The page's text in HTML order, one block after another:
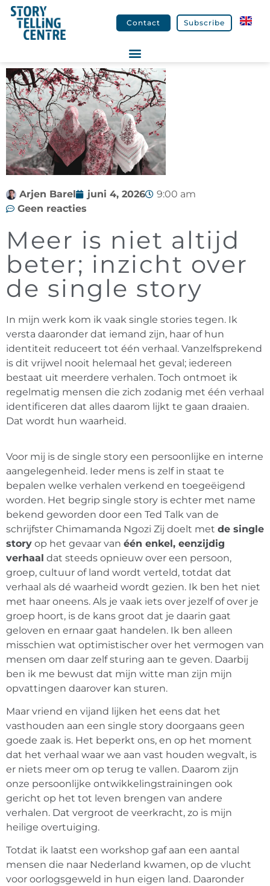
Contact Subscribe
Arjen Barel juni 4, 2026
9:00 am
Geen reacties
Meer is niet altijd
beter; inzicht over
de single story
In mijn werk kom ik vaak single stories tegen. Ik
versta daaronder dat iemand zijn, haar of hun
identiteit reduceert tot één verhaal. Vanzelfsprekend
is dit vrijwel nooit helemaal het geval; iedereen
bestaat uit meerdere verhalen. Toch ontmoet ik
regelmatig mensen die zich zodanig met één verhaal
identificeren dat alles daarom lijkt te gaan draaien.
Dat wordt hun waarheid.
Voor mij is de single story een persoonlijke en interne
aangelegenheid. Ieder mens is zelf in staat te
bepalen welke verhalen verkend en toegeëigend
worden. Het begrip single story is echter met name
bekend geworden door een Ted Talk van de
schrijfster Chimamanda Ngozi Zij doelt met de single
story op het gevaar van één enkel, eenzijdig
verhaal dat steeds opnieuw over een persoon,
groep, cultuur of land wordt verteld, totdat dat
verhaal als dé waarheid wordt gezien. Ik ben het niet
met haar oneens. Als je vaak iets over jezelf of over je
groep hoort, is de kans groot dat je daarin gaat
geloven en ernaar gaat handelen. Ik ben alleen
misschien wat optimistischer over het vermogen van
mensen om daar zelf sturing aan te geven. Daarbij
ben ik me bewust dat mijn witte man zijn mijn
opvattingen daarover kan sturen.
Maar vriend en vijand lijken het eens dat het
vasthouden aan een single story doorgaans geen
goede zaak is. Het beperkt ons, en op het moment
dat het verhaal waar we aan vast houden wegvalt, is
er niets meer om op terug te vallen. Daarom zijn
onze persoonlijke ontwikkelingstrainingen ook
gericht op het tot leven brengen van andere
verhalen. Dat vergroot de veerkracht, zo is mijn
heilige overtuiging.
Totdat ik laatst een workshop gaf aan een aantal
mensen die naar Nederland kwamen, op de vlucht
voor oorlogsgeweld in hun eigen land. Daaronder